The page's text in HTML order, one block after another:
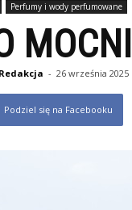
Perfumy i wody perfumowane
Redakcja - 26 września 2025
Podziel się na Facebooku